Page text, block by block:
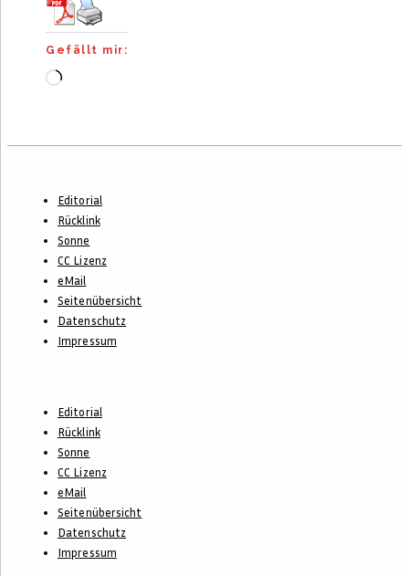
Gefällt mir:
Wird
Footer-
Menü
Editorial
Rücklink
Sonne
CC Lizenz
eMail
Seitenübersicht
Datenschutz
Impressum
Footer-
Menü
Editorial
Rücklink
Sonne
CC Lizenz
eMail
Seitenübersicht
Datenschutz
Impressum